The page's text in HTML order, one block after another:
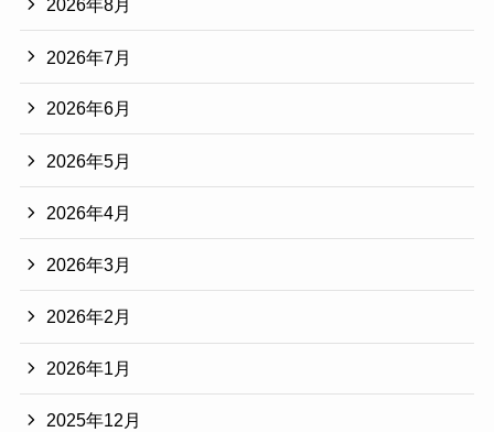
2026年8月
2026年7月
2026年6月
2026年5月
2026年4月
2026年3月
2026年2月
2026年1月
2025年12月